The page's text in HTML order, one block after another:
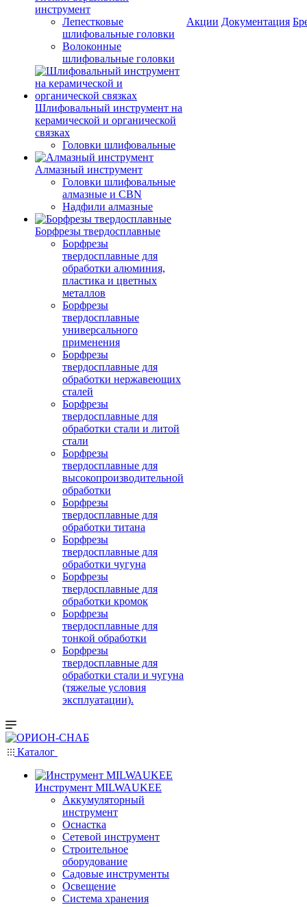
инструмент
Лепестковые
шлифовальные головки
Волоконные
шлифовальные головки
Шлифовальный инструмент на
керамической и органической
связках
Головки шлифовальные
Алмазный инструмент
Головки шлифовальные
алмазные и CBN
Надфили алмазные
Борфрезы твердосплавные
Борфрезы
твердосплавные для
обработки алюминия,
пластика и цветных
металлов
Борфрезы
твердосплавные
универсального
применения
Борфрезы
твердосплавные для
обработки нержавеющих
сталей
Борфрезы
твердосплавные для
обработки стали и литой
стали
Борфрезы
твердосплавные для
высокопроизводительной
обработки
Борфрезы
твердосплавные для
обработки титана
Борфрезы
твердосплавные для
обработки чугуна
Борфрезы
твердосплавные для
обработки кромок
Борфрезы
твердосплавные для
тонкой обработки
Борфрезы
твердосплавные для
обработки стали и чугуна
(тяжелые условия
эксплуатации).
Акции Документация
Каталог
Инструмент MILWAUKEE
Аккумуляторный
инструмент
Оснастка
Сетевой инструмент
Строительное
оборудование
Садовые инструменты
Освещение
Система хранения